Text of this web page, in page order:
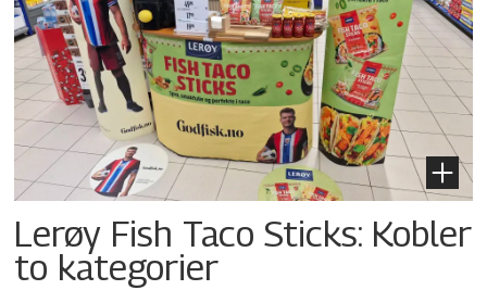
Lerøy Fish Taco Sticks: Kobler
to kategorier